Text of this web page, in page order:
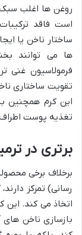
روغن ها اغلب
است فاقد
ساختار ناخن یا
ها می توانند
فرمولاسیون غنی
تقویت ساختاری
این کرم همچنین
تغذیه پوست
برتری در
برخلاف برخی
رسانی) تمرکز
اتخاذ می کند. این
بازسازی ناخن